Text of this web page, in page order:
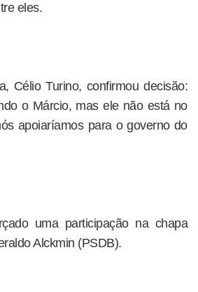
eles.
Célio Turino, confirmou decisão:
o Márcio, mas ele não está no
apoiaríamos para o governo do
uma participação na chapa
Alckmin (PSDB).